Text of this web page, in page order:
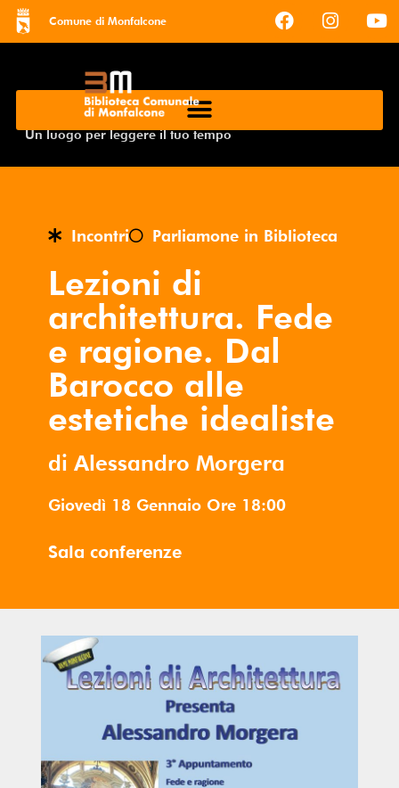
Comune di Monfalcone
Un luogo per leggere il tuo tempo
Incontri Parliamone in Biblioteca
Lezioni di
architettura. Fede
e ragione. Dal
Barocco alle
estetiche idealiste
di Alessandro Morgera
Giovedì 18 Gennaio Ore 18:00
Sala conferenze